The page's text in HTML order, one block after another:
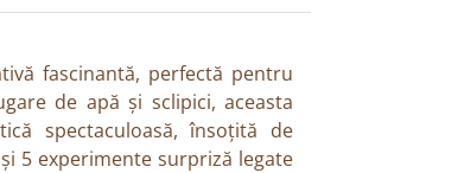
fascinantă, perfectă pentru
de apă și sclipici, aceasta
spectaculoasă, însoțită de
5 experimente surpriză legate